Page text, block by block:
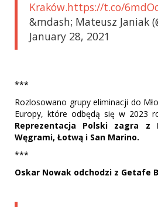
Kraków.https://t.co/
&mdash; Mateusz Janiak
January 28, 2021
***
Rozlosowano grupy eliminacji do
Europy, które odbędą się w 2023
Reprezentacja Polski zagra z
Węgrami, Łotwą i San Marino.
***
Oskar Nowak odchodzi z Getafe